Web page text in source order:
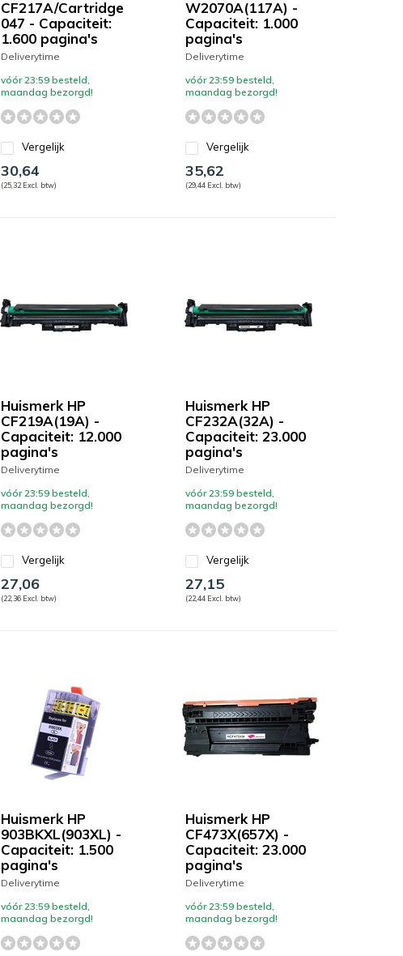
CF217A/Cartridge
047 - Capaciteit:
1.600 pagina's
Deliverytime
vóór 23:59 besteld,
maandag bezorgd!
Vergelijk
30,64
(25,32 Excl. btw)
W2070A(117A) -
Capaciteit: 1.000
pagina's
Deliverytime
vóór 23:59 besteld,
maandag bezorgd!
Vergelijk
35,62
(29,44 Excl. btw)
Huismerk HP
CF219A(19A) -
Capaciteit: 12.000
pagina's
Deliverytime
vóór 23:59 besteld,
maandag bezorgd!
Vergelijk
27,06
(22,36 Excl. btw)
Huismerk HP
CF232A(32A) -
Capaciteit: 23.000
pagina's
Deliverytime
vóór 23:59 besteld,
maandag bezorgd!
Vergelijk
27,15
(22,44 Excl. btw)
Huismerk HP
903BKXL(903XL) -
Capaciteit: 1.500
pagina's
Deliverytime
vóór 23:59 besteld,
maandag bezorgd!
Huismerk HP
CF473X(657X) -
Capaciteit: 23.000
pagina's
Deliverytime
vóór 23:59 besteld,
maandag bezorgd!